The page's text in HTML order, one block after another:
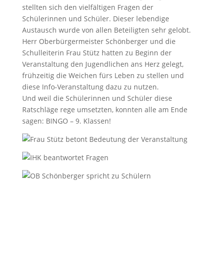
stellten sich den vielfältigen Fragen der
Schülerinnen und Schüler. Dieser lebendige
Austausch wurde von allen Beteiligten sehr gelobt.
Herr Oberbürgermeister Schönberger und die
Schulleiterin Frau Stütz hatten zu Beginn der
Veranstaltung den Jugendlichen ans Herz gelegt,
frühzeitig die Weichen fürs Leben zu stellen und
diese Info-Veranstaltung dazu zu nutzen.
Und weil die Schülerinnen und Schüler diese
Ratschläge rege umsetzten, konnten alle am Ende
sagen: BINGO – 9. Klassen!